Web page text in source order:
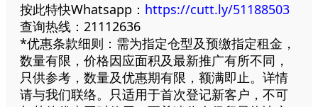
按此特快Whatsapp： https://cutt.ly/51188503
查询热线：21112636
*优惠条款细则：需为指定仓型及预缴指定租金，
数量有限，价格因应面积及最新推广有所不同，
只供参考，数量及优惠期有限，额满即止。详情
请与我们联络。只适用于首次登记新客户，不可